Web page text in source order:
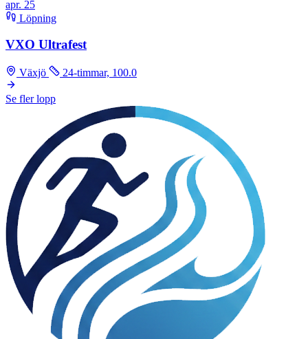
apr. 25
Löpning
VXO Ultrafest
Växjö 24-timmar, 100.0
Se fler lopp